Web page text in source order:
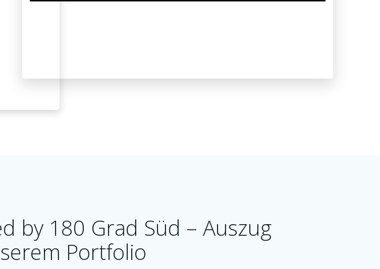
by 180 Grad Süd – Auszug
Portfolio